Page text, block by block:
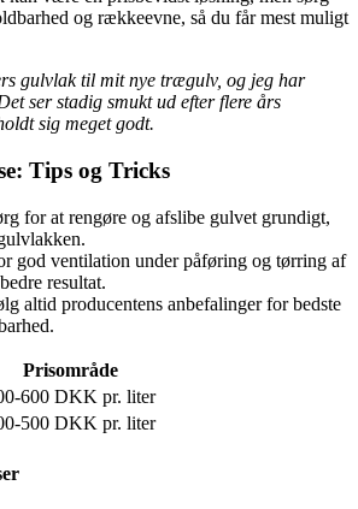
og rækkeevne, så du får mest muligt
gulvlak til mit nye trægulv, og jeg har
ser stadig smukt ud efter flere års
sig meget godt.
Tips og Tricks
for at rengøre og afslibe gulvet grundigt,
god ventilation under påføring og tørring af
resultat.
altid producentens anbefalinger for bedste
Prisområde
600 DKK pr. liter
500 DKK pr. liter